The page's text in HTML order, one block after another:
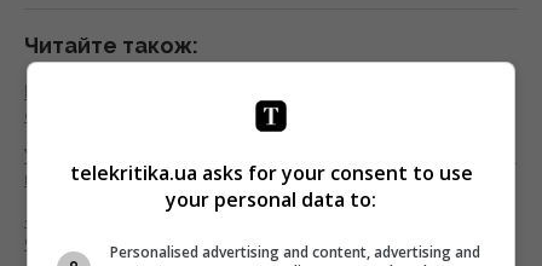
Читайте також:
Програма «ПроФутбол» більше не виходитиме в
ефірі — 1+1 media
У програмі «ПроФутбол» на каналі УНІАН покажуть
матч «Рух» – «Авангард»
«Setanta Sports Україна» транслюватиме
чемпіонат Бельгії з футболу
telekritika.ua asks for your consent to use
your personal data to:
Personalised advertising and content, advertising and